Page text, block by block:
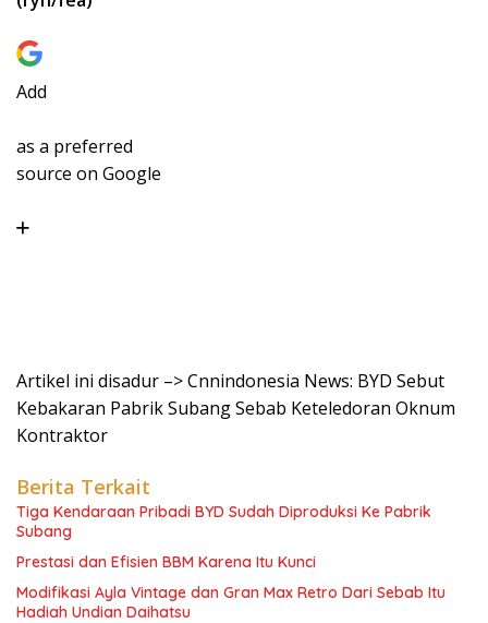
Add
as a preferred
source on Google
Artikel ini disadur –> Cnnindonesia News: BYD Sebut
Kebakaran Pabrik Subang Sebab Keteledoran Oknum
Kontraktor
Berita Terkait
Tiga Kendaraan Pribadi BYD Sudah Diproduksi Ke Pabrik
Subang
Prestasi dan Efisien BBM Karena Itu Kunci
Modifikasi Ayla Vintage dan Gran Max Retro Dari Sebab Itu
Hadiah Undian Daihatsu